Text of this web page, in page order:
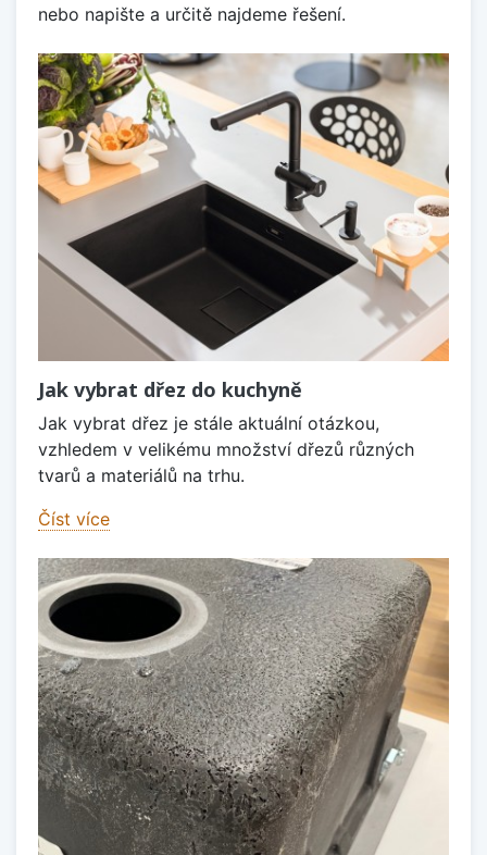
nebo napište a určitě najdeme řešení.
Jak vybrat dřez do kuchyně
Jak vybrat dřez je stále aktuální otázkou,
vzhledem v velikému množství dřezů různých
tvarů a materiálů na trhu.
Číst více